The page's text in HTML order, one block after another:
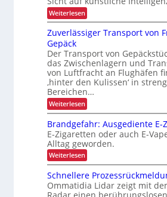
o
n
i
i
n
n
e
r
b
e
t
r
i
e
b
l
d
u
r
h
L
E
D
-
P
r
o
j
e
t
i
P
a
l
e
t
e
n
m
a
n
a
g
e
m
e
n
t
r
U
S
A
r
ä
s
e
n
z
Weiterlesen:
K
I
-
u
t
z
u
n
g
i
n
d
e
r
L
o
g
s
t
Zuverlässiger Transport von
Gepäck
Der Transport von
das Zwischenlagern und
von Luftfracht an Flughäfen
‚hinter den Kulissen‘ in
Bereichen…
Weiterlesen:
Z
v
e
r
l
ä
s
i
g
Brandgefahr: Ausgediente E-
E-Zigaretten oder auch E-
Alltag geworden.
Weiterlesen:
B
a
n
Schnellere
Ommatidia Lidar zeigt mit